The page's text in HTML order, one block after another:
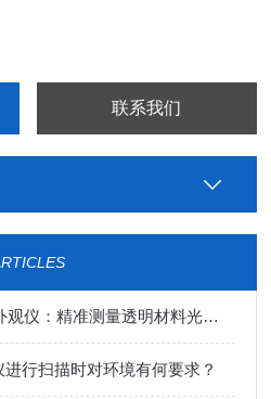
联系我们
Rhopoint ID透射成像外观仪：精准测量透明材料光学性能的革新利器
行扫描时对环境有何要求？